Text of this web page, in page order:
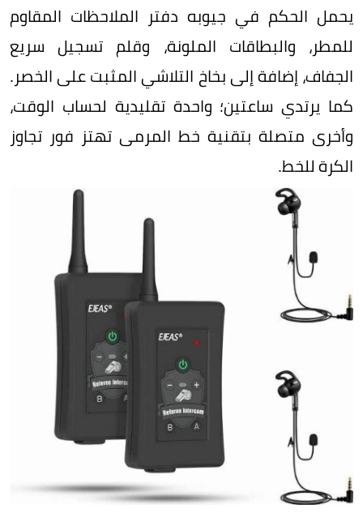
يحمل الحكم في جيوبه دفتر الملاحظات المقاوم
للمطر، والبطاقات الملونة، وقلم تسجيل سريع
الجفاف، إضافة إلى بخاخ التلاشي المثبت على الخصر.
كما يرتدي ساعتين؛ واحدة تقليدية لحساب الوقت،
وأخرى متصلة بتقنية خط المرمى تهتز فور تجاوز
الكرة للخط.